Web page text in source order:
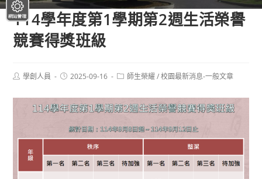
114學年度第1學期第2週生活榮譽
競賽得獎班級
Post學創人員
Post2025-09-16
Post師生榮耀 / 校園最新消息-一般文章